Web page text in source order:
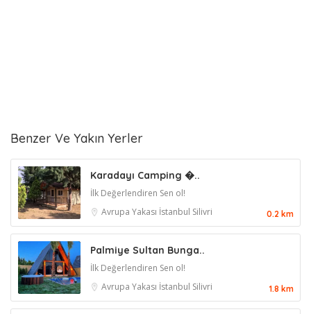
Benzer Ve Yakın Yerler
Karadayı Camping �..
İlk Değerlendiren Sen ol!
Avrupa Yakası İstanbul Silivri 0.2 km
Palmiye Sultan Bunga..
İlk Değerlendiren Sen ol!
Avrupa Yakası İstanbul Silivri 1.8 km